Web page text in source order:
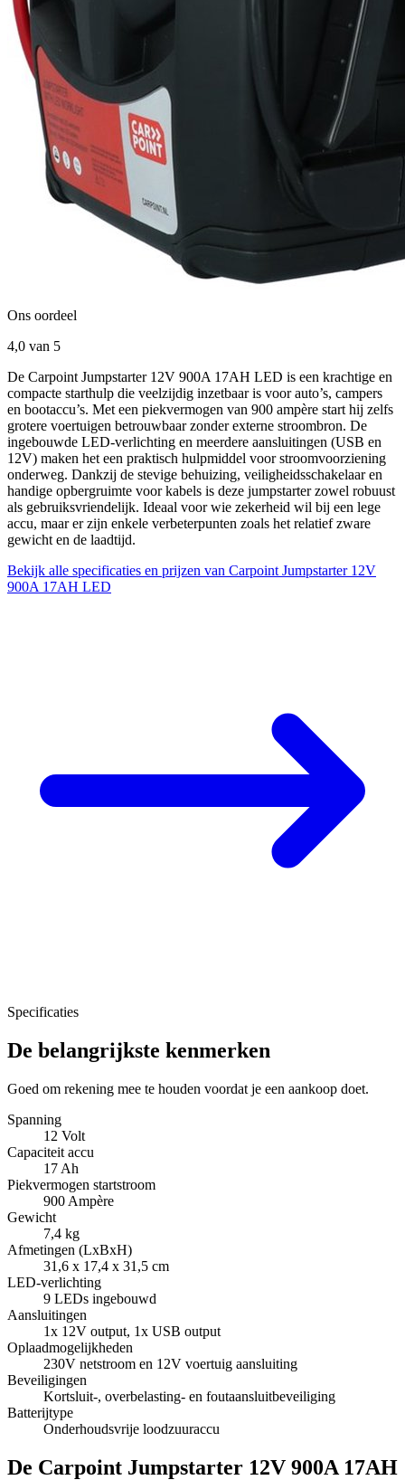
Ons oordeel
4,0 van 5
De Carpoint Jumpstarter 12V 900A 17AH LED is een krachtige en
compacte starthulp die veelzijdig inzetbaar is voor auto’s, campers
en bootaccu’s. Met een piekvermogen van 900 ampère start hij zelfs
grotere voertuigen betrouwbaar zonder externe stroombron. De
ingebouwde LED-verlichting en meerdere aansluitingen (USB en
12V) maken het een praktisch hulpmiddel voor stroomvoorziening
onderweg. Dankzij de stevige behuizing, veiligheidsschakelaar en
handige opbergruimte voor kabels is deze jumpstarter zowel robuust
als gebruiksvriendelijk. Ideaal voor wie zekerheid wil bij een lege
accu, maar er zijn enkele verbeterpunten zoals het relatief zware
gewicht en de laadtijd.
Bekijk alle specificaties en prijzen van Carpoint Jumpstarter 12V
900A 17AH LED
Specificaties
De belangrijkste kenmerken
Goed om rekening mee te houden voordat je een aankoop doet.
Spanning
12 Volt
Capaciteit accu
17 Ah
Piekvermogen startstroom
900 Ampère
Gewicht
7,4 kg
Afmetingen (LxBxH)
31,6 x 17,4 x 31,5 cm
LED-verlichting
9 LEDs ingebouwd
Aansluitingen
1x 12V output, 1x USB output
Oplaadmogelijkheden
230V netstroom en 12V voertuig aansluiting
Beveiligingen
Kortsluit-, overbelasting- en foutaansluitbeveiliging
Batterijtype
Onderhoudsvrije loodzuuraccu
De Carpoint Jumpstarter 12V 900A 17AH